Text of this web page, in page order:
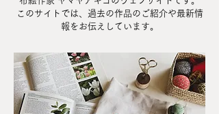
このサイトでは、過去の作品のご紹介や最新情
報をお伝えしています。